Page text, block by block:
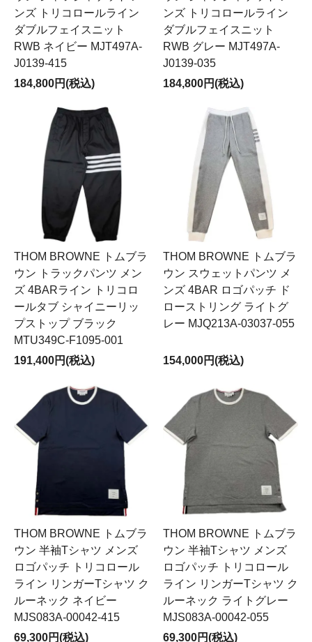
ンズ トリコロールライン
ダブルフェイスニット
RWB ネイビー MJT497A-
J0139-415
184,800円(税込)
ンズ トリコロールライン
ダブルフェイスニット
RWB グレー MJT497A-
J0139-035
184,800円(税込)
THOM BROWNE トムブラ
ウン トラックパンツ メン
ズ 4BARライン トリコロ
ールタブ シャイニーリッ
プストップ ブラック
MTU349C-F1095-001
191,400円(税込)
THOM BROWNE トムブラ
ウン スウェットパンツ メ
ンズ 4BAR ロゴパッチ ド
ローストリング ライトグ
レー MJQ213A-03037-055
154,000円(税込)
THOM BROWNE トムブラ
ウン 半袖Tシャツ メンズ
ロゴパッチ トリコロール
ライン リンガーTシャツ ク
ルーネック ネイビー
MJS083A-00042-415
69,300円(税込)
THOM BROWNE トムブラ
ウン 半袖Tシャツ メンズ
ロゴパッチ トリコロール
ライン リンガーTシャツ ク
ルーネック ライトグレー
MJS083A-00042-055
69,300円(税込)